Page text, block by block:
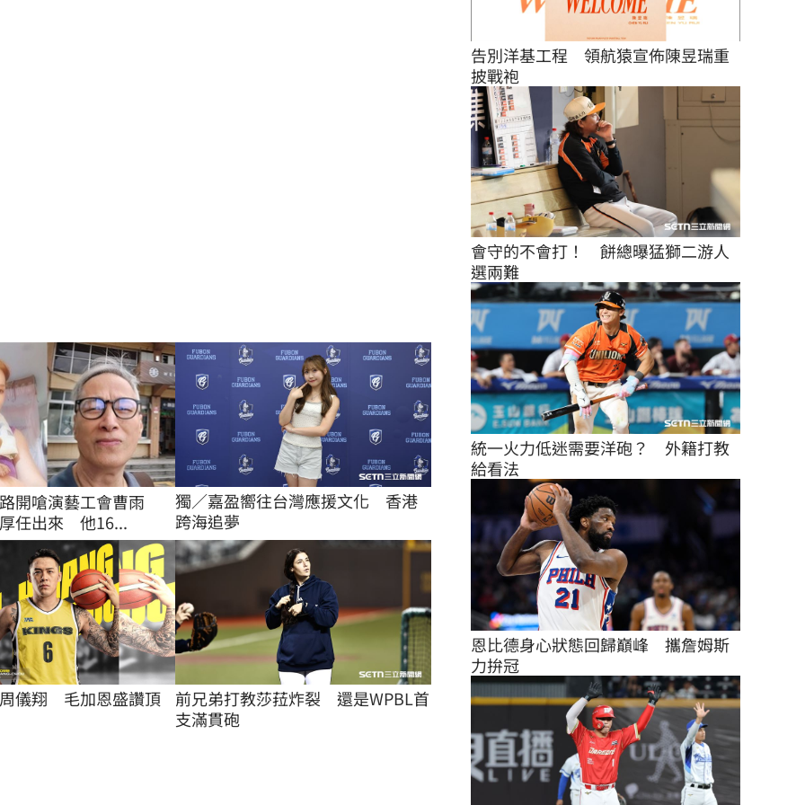
開嗆演藝工會曹雨
任出來 他16...
獨／嘉盈嚮往台灣應援文化　香港
跨海追夢
儀翔　毛加恩盛讚頂
前兄弟打教莎菈炸裂　還是WPBL首
支滿貫砲
告別洋基工程　領航猿宣佈陳昱瑞重
披戰袍
會守的不會打！　餅總曝猛獅二游人
選兩難
統一火力低迷需要洋砲？　外籍打教
給看法
恩比德身心狀態回歸巔峰　攜詹姆斯
力拚冠